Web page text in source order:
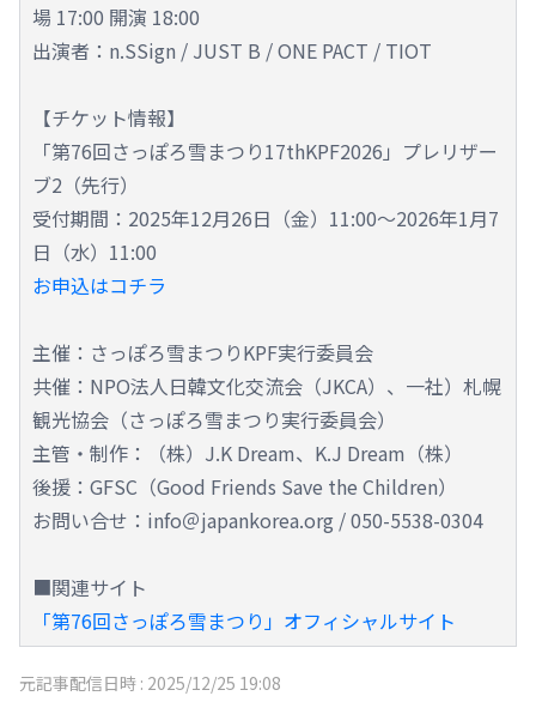
場 17:00 開演 18:00
出演者：n.SSign / JUST B / ONE PACT / TIOT
【チケット情報】
「第76回さっぽろ雪まつり17thKPF2026」プレリザー
ブ2（先行）
受付期間：2025年12月26日（金）11:00～2026年1月7
日（水）11:00
お申込はコチラ
主催：さっぽろ雪まつりKPF実行委員会
共催：NPO法人日韓文化交流会（JKCA）、一社）札幌
観光協会（さっぽろ雪まつり実行委員会）
主管・制作：（株）J.K Dream、K.J Dream（株）
後援：GFSC（Good Friends Save the Children）
お問い合せ：info＠japankorea.org / 050-5538-0304
■関連サイト
「第76回さっぽろ雪まつり」オフィシャルサイト
元記事配信日時 : 2025/12/25 19:08